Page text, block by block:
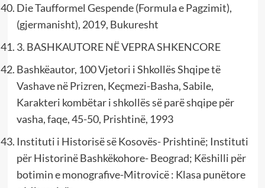
Die Taufformel Gespende (Formula e Pagzimit),
(gjermanisht), 2019, Bukuresht
3. BASHKAUTORE NË VEPRA SHKENCORE
Bashkëautor, 100 Vjetori i Shkollës Shqipe të
Vashave në Prizren, Keçmezi-Basha, Sabile,
Karakteri kombëtar i shkollës së parë shqipe për
vasha, faqe, 45-50, Prishtinë, 1993
Instituti i Historisë së Kosovës- Prishtinë; Instituti
për Historinë Bashkëkohore- Beograd; Këshilli për
botimin e monografive-Mitrovicë : Klasa punëtore